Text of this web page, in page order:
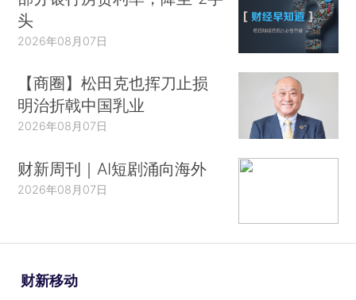
头
2026年08月07日
【商圈】松田克也挥刀止损
明治折戟中国乳业
2026年08月07日
财新周刊｜AI短剧涌向海外
2026年08月07日
财新移动